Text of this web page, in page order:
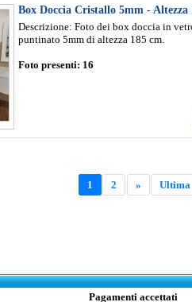
Box Doccia Cristallo 5mm - Altezza
Descrizione: Foto dei box doccia in
puntinato 5mm di altezza 185 cm.
Foto presenti: 16
1 2 » Ultima
Pagamenti accettati